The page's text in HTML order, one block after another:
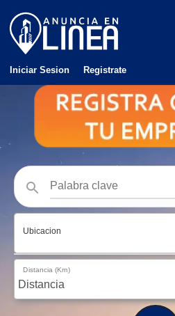
Iniciar Sesion Registrate
Ubicacion
Distancia (Km)